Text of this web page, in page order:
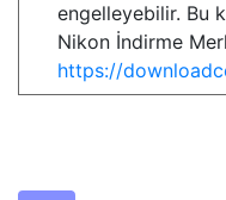
engelleyebilir. Bu
Nikon İndirme
https://